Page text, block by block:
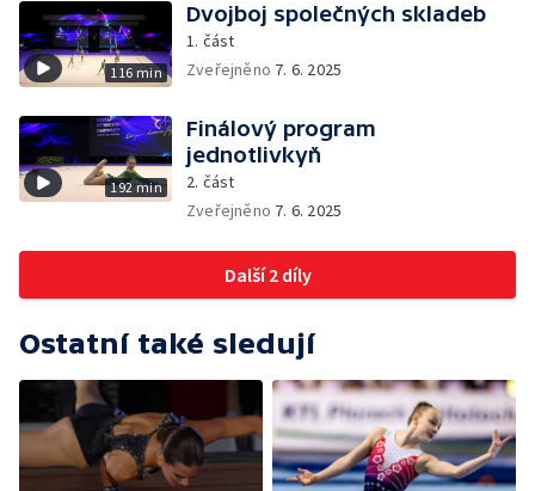
116 min
Dvojboj společných skladeb
1. část
Zveřejněno 7. 6. 2025
192 min
Finálový program
jednotlivkyň
2. část
Zveřejněno 7. 6. 2025
Další 2 díly
Ostatní také sledují